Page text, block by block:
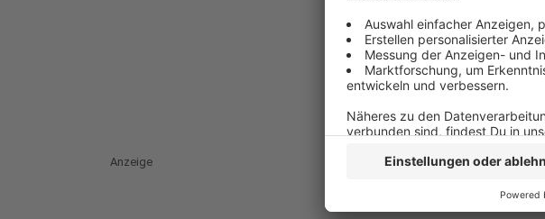
Anzeige
Anzeige